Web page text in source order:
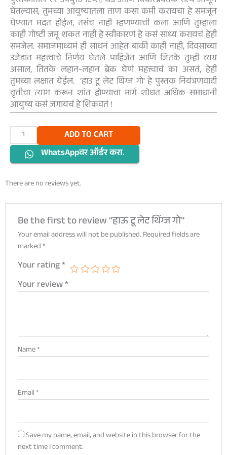
घेतल्यास, तुमच्या आयुष्यातला ताण कसा कमी करायचा हे समजून
घेण्यात मदत होईल, तसंच नाही म्हणण्याची कला आणि तुम्हाला
काही गोष्टी जमू शकत नाही हे स्वीकारणं हे कसं साध्य करायचं हेही
समजेल. समाजमाध्यमं ही साधनं आहेत बाकी काही नाही, दिवसाच्या
उजेडात महत्त्वाचे निर्णय घेतले पाहिजेत आणि जितके तुम्ही व्यग्र
असाल, तितके लहान-लहान ब्रेक घेणं महत्त्वाचं का असतं, हेही
तुमच्या लक्षात येईल. ‘हाउ टू लेट थिंग्ज गो’ हे पुस्तक नियंत्रणवादी
वृत्तीचा त्याग करून शांत होण्याचा मार्ग शोधत अधिक समाधानी
आयुष्य कसं जगायचं हे शिकवतं !
टू
थिंग्ज
गो
ADD TO CART
WhatsAppवर ऑर्डर करा.
There are no reviews yet.
Be the first to review “हाऊ टू लेट थिंग्ज गो”
Your email address will not be published. Required fields are
marked*
Your rating*
Your review*
Name*
Email*
Save my name, email, and website in this browser for the
next time I comment.